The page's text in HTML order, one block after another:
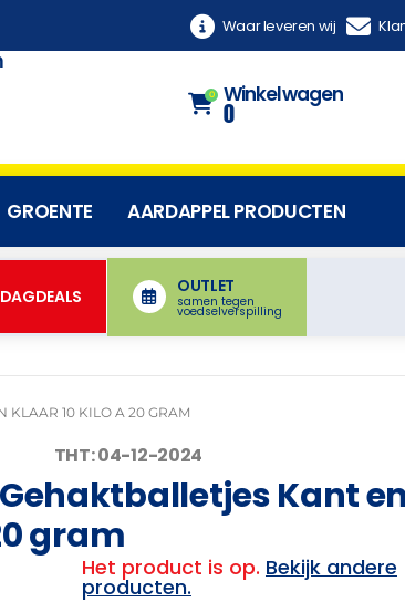
Waar leveren wij
0 Winkelwagen
0
GROENTE AARDAPPEL PRODUCTEN
OUTLET
samen tegen
voedselverspilling
KLAAR 10 KILO A 20 GRAM
THT: 04-12-2024
Kant en
gram
Het product is op. Bekijk andere
producten.